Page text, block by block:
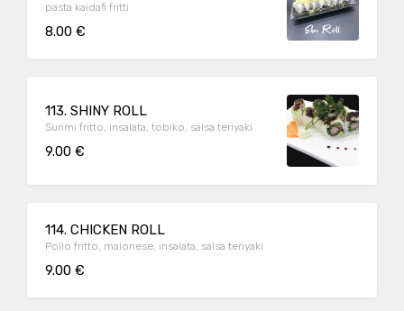
pasta kaidafi fritti
8.00 €
113. SHINY ROLL
Surimi fritto, insalata, tobiko, salsa teriyaki
9.00 €
114. CHICKEN ROLL
Pollo fritto, maionese, insalata, salsa teriyaki
9.00 €